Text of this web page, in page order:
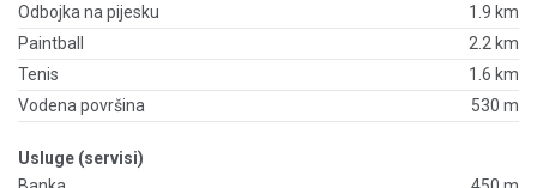
Odbojka na pijesku
1.9 km
Paintball
2.2 km
Tenis
1.6 km
Vodena površina
530 m
Usluge (servisi)